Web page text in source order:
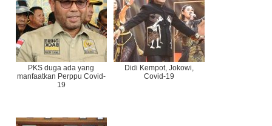
PKS duga ada yang
manfaatkan Perppu Covid-
19
Didi Kempot, Jokowi,
Covid-19